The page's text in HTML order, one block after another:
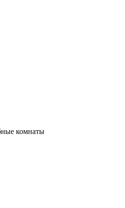
комнаты